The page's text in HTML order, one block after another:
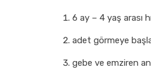
6 ay – 4 yaş arası
adet görmeye
gebe ve emziren